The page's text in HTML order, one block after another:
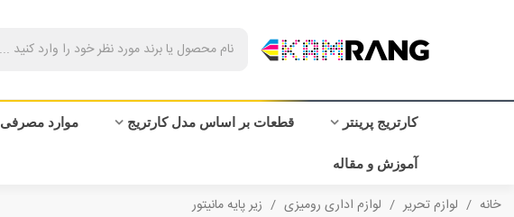
کارتریج پرینتر قطعات بر اساس مدل کارتریج موارد مصرفی
آموزش و مقاله
خانه / لوازم تحریر / لوازم اداری رومیزی / زیر پایه مانیتور